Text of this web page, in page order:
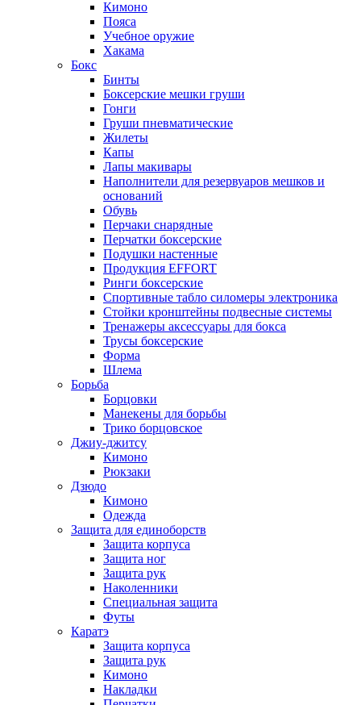
Кимоно
Пояса
Учебное оружие
Хакама
Бокс
Бинты
Боксерские мешки груши
Гонги
Груши пневматические
Жилеты
Капы
Лапы макивары
Наполнители для резервуаров мешков и
оснований
Обувь
Перчаки снарядные
Перчатки боксерские
Подушки настенные
Продукция EFFORT
Ринги боксерские
Спортивные табло силомеры электроника
Стойки кронштейны подвесные системы
Тренажеры аксессуары для бокса
Трусы боксерские
Форма
Шлема
Борьба
Борцовки
Манекены для борьбы
Трико борцовское
Джиу-джитсу
Кимоно
Рюкзаки
Дзюдо
Кимоно
Одежда
Защита для единоборств
Защита корпуса
Защита ног
Защита рук
Наколенники
Специальная защита
Футы
Каратэ
Защита корпуса
Защита рук
Кимоно
Накладки